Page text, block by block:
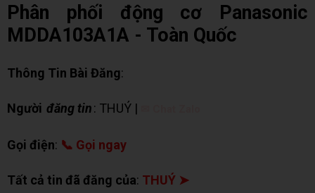
Phân phối động cơ Panasonic
MDDA103A1A - Toàn Quốc
Thông Tin Bài Đăng:
Người đăng tin: THUÝ |
Gọi điện: 📞 Gọi ngay
Tất cả tin đã đăng của: THUÝ ➤